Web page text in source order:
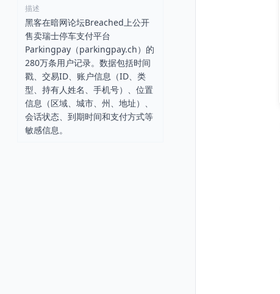
描述
黑客在暗网论坛Breached上公开
售卖瑞士停车支付平台
Parkingpay（parkingpay.ch）的
280万条用户记录。数据包括时间
戳、交易ID、账户信息（ID、类
型、持有人姓名、手机号）、位置
信息（区域、城市、州、地址）、
会话状态、到期时间和支付方式等
敏感信息。